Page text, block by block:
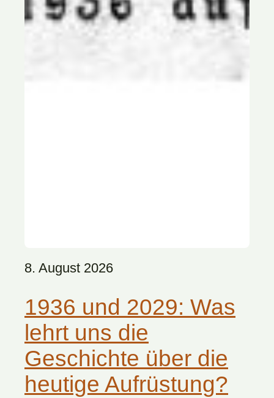
8. August 2026
1936 und 2029: Was
lehrt uns die
Geschichte über die
heutige Aufrüstung?